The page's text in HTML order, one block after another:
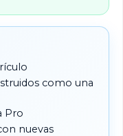
como una
Pro
nuevas